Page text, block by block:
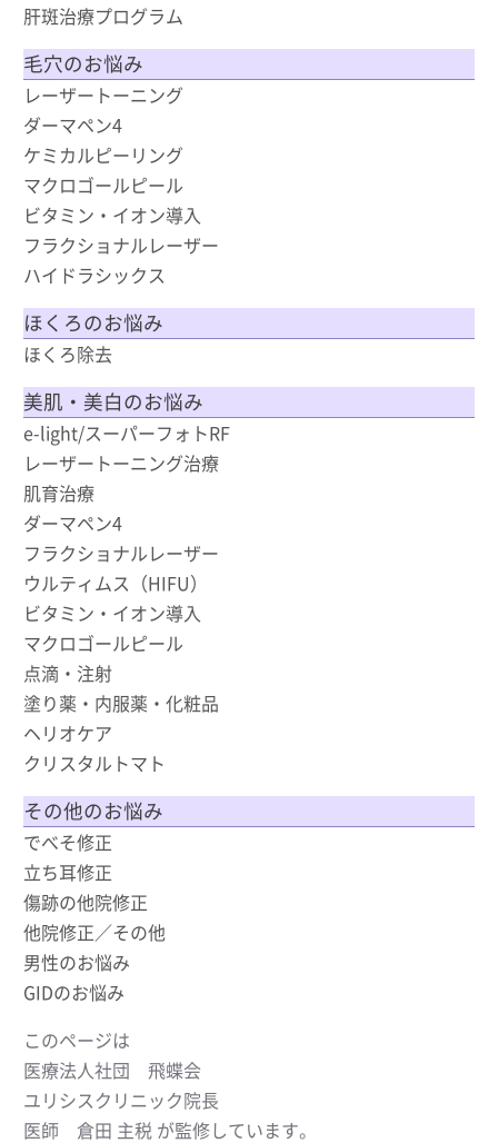
肝斑治療プログラム
毛穴のお悩み
レーザートーニング
ダーマペン4
ケミカルピーリング
マクロゴールピール
ビタミン・イオン導入
フラクショナルレーザー
ハイドラシックス
ほくろのお悩み
ほくろ除去
美肌・美白のお悩み
e-light/スーパーフォトRF
レーザートーニング治療
肌育治療
ダーマペン4
フラクショナルレーザー
ウルティムス（HIFU）
ビタミン・イオン導入
マクロゴールピール
点滴・注射
塗り薬・内服薬・化粧品
ヘリオケア
クリスタルトマト
その他のお悩み
でべそ修正
立ち耳修正
傷跡の他院修正
他院修正／その他
男性のお悩み
GIDのお悩み
このページは
医療法人社団 飛蝶会
ユリシスクリニック院長
医師 倉田 主税 が監修しています。